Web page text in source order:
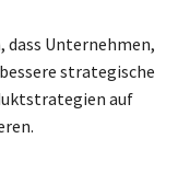
dass Unternehmen,
strategische
auf